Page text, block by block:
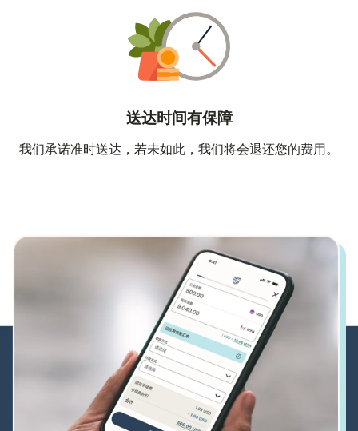
送达时间有保障
我们承诺准时送达，若未如此，我们将会退还您的费用。